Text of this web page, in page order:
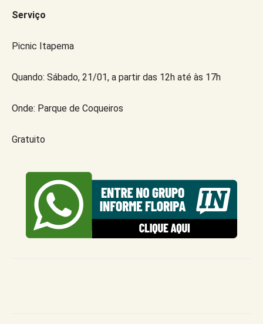
Serviço
Picnic Itapema
Quando: Sábado, 21/01, a partir das 12h até às 17h
Onde: Parque de Coqueiros
Gratuito